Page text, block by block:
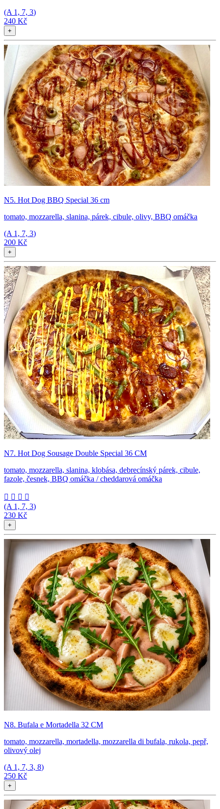
(A 1, 7, 3)
240 Kč
+
N5. Hot Dog BBQ Special 36 cm
tomato, mozzarella, slanina, párek, cibule, olivy, BBQ omáčka
(A 1, 7, 3)
200 Kč
+
N7. Hot Dog Sousage Double Special 36 CM
tomato, mozzarella, slanina, klobása, debrecínský párek, cibule,
fazole, česnek, BBQ omáčka / cheddarová omáčka
   
(A 1, 7, 3)
230 Kč
+
N8. Bufala e Mortadella 32 CM
tomato, mozzarella, mortadella, mozzarella di bufala, rukola, pepř,
olivový olej
(A 1, 7, 3, 8)
250 Kč
+